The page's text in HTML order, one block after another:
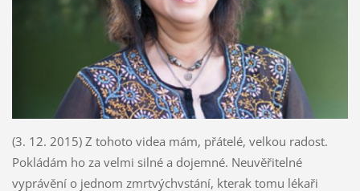
(3. 12. 2015) Z tohoto videa mám, přátelé, velkou radost.
Pokládám ho za velmi silné a dojemné. Neuvěřitelné
vyprávění o jednom zmrtvýchvstání, kterak tomu lékaři